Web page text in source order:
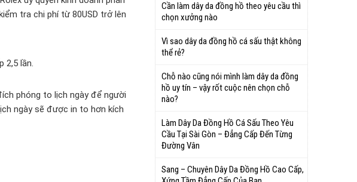
tra chi phí từ 80USD trở lên
2,5 lần.
phóng to lịch ngày để người
ngày sẽ được in to hơn kích
Cần làm dây da đồng hồ theo yêu cầu thì
chọn xưởng nào
Vì sao dây da đồng hồ cá sấu thật không
thể rẻ?
Chỗ nào cũng nói mình làm dây da đồng
hồ uy tín – vậy rốt cuộc nên chọn chỗ
nào?
Làm Dây Da Đồng Hồ Cá Sấu Theo Yêu
Cầu Tại Sài Gòn – Đẳng Cấp Đến Từng
Đường Vân
Sang – Chuyên Dây Da Đồng Hồ Cao Cấp,